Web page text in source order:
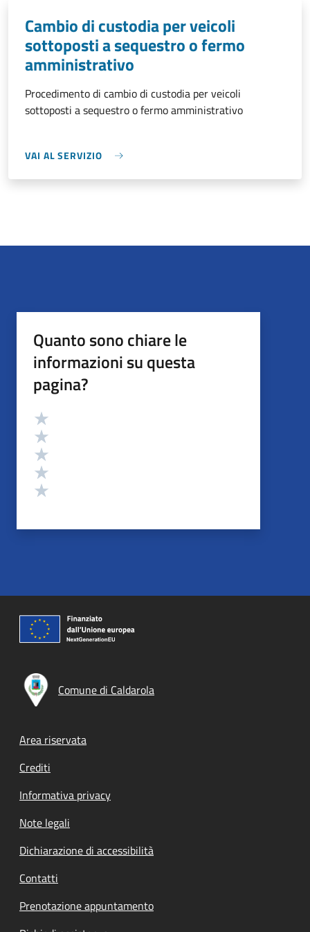
Cambio di custodia per veicoli
sottoposti a sequestro o fermo
amministrativo
Procedimento di cambio di custodia per veicoli
sottoposti a sequestro o fermo amministrativo
VAI AL SERVIZIO
Quanto sono chiare le
informazioni su questa
pagina?
Valutazione
Comune di Caldarola
Footer menu
Area riservata
Crediti
Informativa privacy
Note legali
Dichiarazione di accessibilità
Contatti
Prenotazione appuntamento